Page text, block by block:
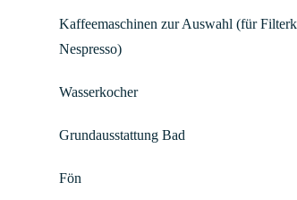
Kaffeemaschinen zur Auswahl (für
Nespresso)
Wasserkocher
Grundausstattung Bad
Fön